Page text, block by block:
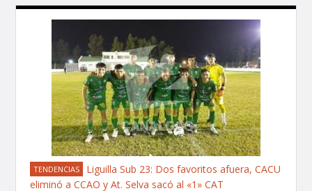
TENDENCIAS
Liguilla Sub 23: Dos favoritos afuera, CACU
eliminó a CCAO y At. Selva sacó al «1» CAT